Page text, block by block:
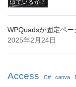
WPQuadsが固定ペ
2025年2月24日
Access C# canva